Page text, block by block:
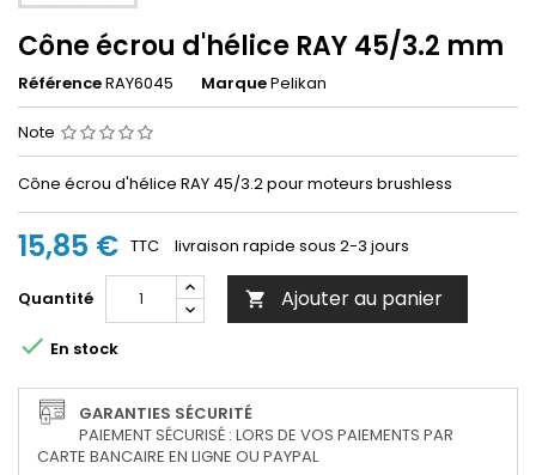
Cône écrou d'hélice RAY 45/3.2 mm
RéférenceRAY6045 MarquePelikan
Note
Cône écrou d'hélice RAY 45/3.2 pour moteurs brushless
15,85 € TTC livraison rapide sous 2-3 jours
Quantité  Ajouter au panier
 En stock
GARANTIES SÉCURITÉ
PAIEMENT SÉCURISÉ : LORS DE VOS PAIEMENTS PAR
CARTE BANCAIRE EN LIGNE OU PAYPAL